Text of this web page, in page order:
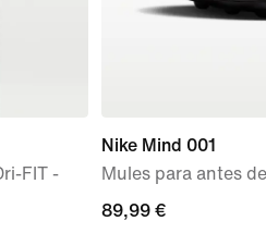
FIT -
Nike Mind 001
Mules para antes
89,99 €
89,99 €